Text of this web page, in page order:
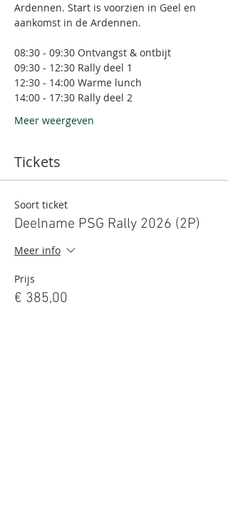
Ardennen. Start is voorzien in Geel en
aankomst in de Ardennen.
08:30 - 09:30 Ontvangst & ontbijt
09:30 - 12:30 Rally deel 1
12:30 - 14:00 Warme lunch
14:00 - 17:30 Rally deel 2
Meer weergeven
Tickets
Soort ticket
Deelname PSG Rally 2026 (2P)
Meer info
Prijs
€ 385,00